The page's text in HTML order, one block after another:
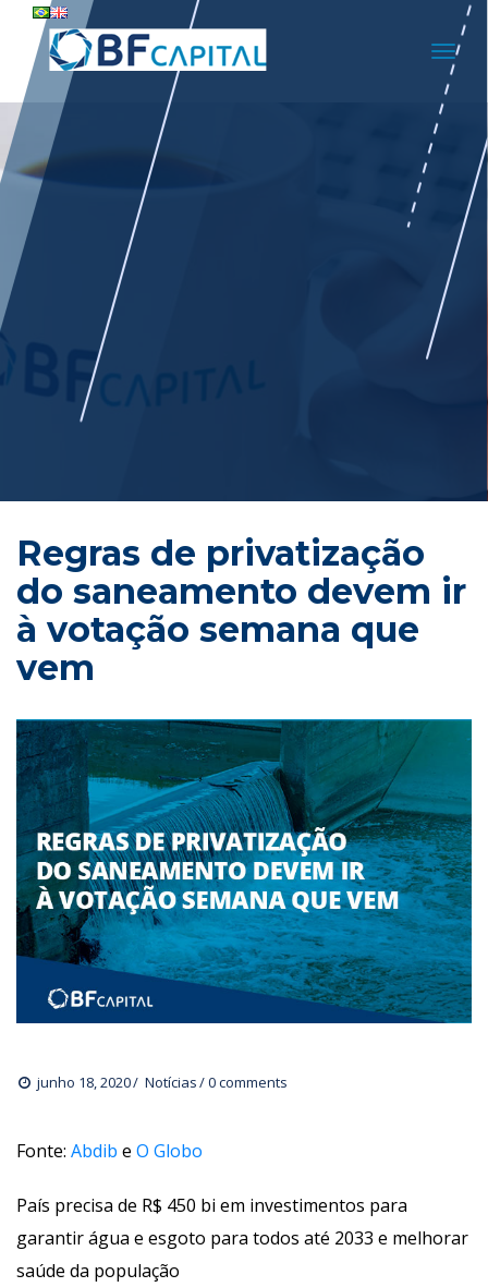
Regras de privatização
do saneamento devem ir
à votação semana que
vem
junho 18, 2020 Notícia 0 comments
Fonte: Abdib e O Globo
País precisa de R$ 450 bi em investimentos para
garantir água e esgoto para todos até 2033 e melhorar
aúde da população